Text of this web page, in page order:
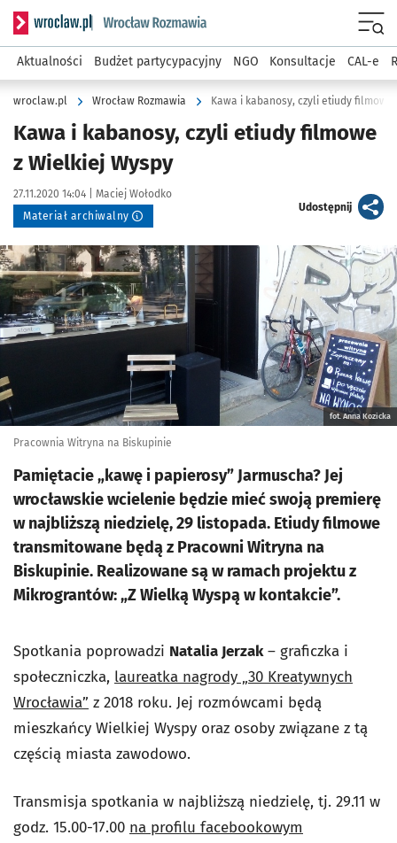
Serwis informacyjny wroclaw.pl podserwis: Rozmawia
Aktualności Budżet partycypacyjny NGO Konsultacje CAL-e
wroclaw.pl Wrocław Rozmawia Kawa i kabanosy, czyli etiudy filmowe
Kawa i kabanosy, czyli etiudy filmowe
z Wielkiej Wyspy
Data publikacji:
27.11.2020 14:04 | Autor:
Maciej Wołodko
Materiał archiwalny
Udostępnijartykuł
Kliknij, aby powiększyć
fot. Anna Kozicka
Pracownia Witryna na Biskupinie
Pamiętacie „kawę i papierosy” Jarmuscha? Jej
wrocławskie wcielenie będzie mieć swoją premierę
w najbliższą niedzielę, 29 listopada. Etiudy filmowe
transmitowane będą z Pracowni Witryna na
Biskupinie. Realizowane są w ramach projektu z
Mikrograntów: „Z Wielką Wyspą w kontakcie”.
Spotkania poprowadzi Natalia Jerzak– graficzka i
społeczniczka, laureatka nagrody „30 Kreatywnych
Wrocławia” z 2018 roku. Jej rozmówcami będą
mieszkańcy Wielkiej Wyspy oraz osoby związane z tą
częścią miasta zawodowo.
Transmisja spotkania w najbliższą niedzielę, tj. 29.11 w
godz. 15.00-17.00 na profilu facebookowym